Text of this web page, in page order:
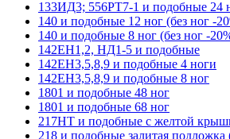
133ИД3; 556РТ7-1 и подобные 24
140 и подобные 12 ног (без ног -
140 и подобные 8 ног (без ног -
142ЕН1,2, НД1-5 и подобные
142ЕН3,5,8,9 и подобные 4 ноги
142ЕН3,5,8,9 и подобные 8 ног
1801 и подобные 48 ног
1801 и подобные 68 ног
217НТ и подобные с желтой
218 и подобные залитая